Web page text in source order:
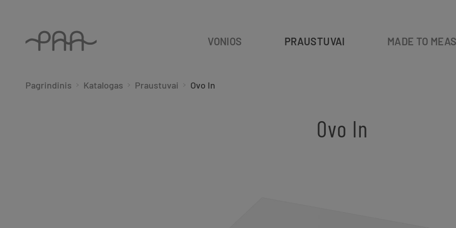
VONIOS PRAUSTUVAI MADE TO
Pagrindinis Katalogas Praustuvai Ovo In
Ovo In